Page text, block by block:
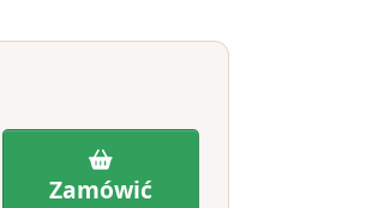
Zamówić